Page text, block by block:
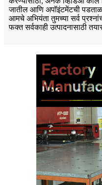
जातील आणि अपॉइंटमेंटची
आमचे अभियंता तुमच्या सर्व
फक्त सर्वकाही उत्पादनासाठी